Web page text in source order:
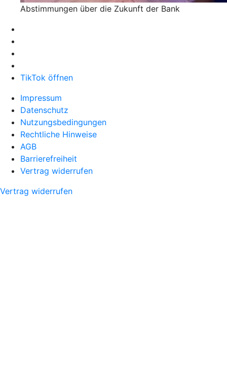
Abstimmungen über die Zukunft der Bank
TikTok öffnen
Impressum
Datenschutz
Nutzungsbedingungen
Rechtliche Hinweise
AGB
Barrierefreiheit
Vertrag widerrufen
Vertrag widerrufen